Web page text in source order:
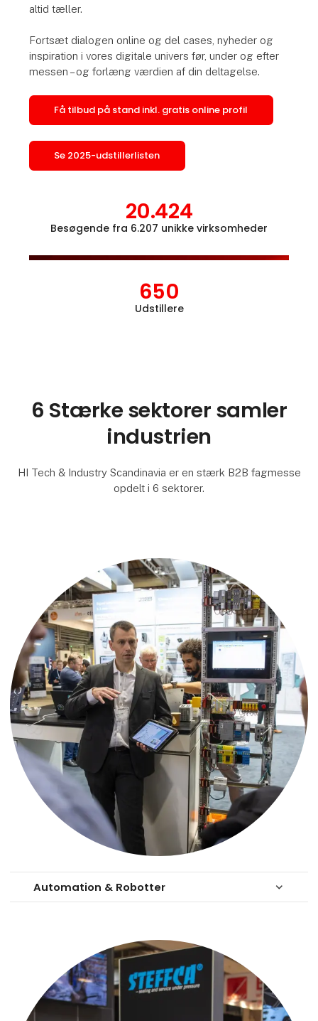
altid tæller.
Fortsæt dialogen online og del cases, nyheder og
inspiration i vores digitale univers før, under og efter
messen – og forlæng værdien af din deltagelse.
Få tilbud på stand inkl. gratis online profil
Se 2025-udstillerlisten
20.424
Besøgende fra 6.207 unikke virksomheder
650
Udstillere
6 Stærke sektorer samler
industrien
HI Tech & Industry Scandinavia er en stærk B2B fagmesse
opdelt i 6 sektorer.
Automation & Robotter keyboard_arrow_down